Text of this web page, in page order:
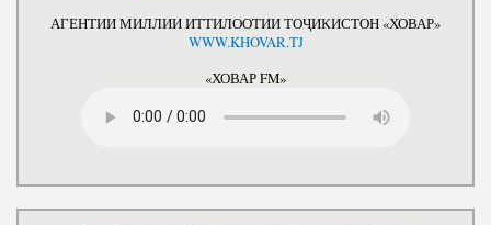
АГЕНТИИ МИЛЛИИ ИТТИЛООТИИ ТОҶИКИСТОН «ХОВАР»
WWW.KHOVAR.TJ
«ХОВАР FM»